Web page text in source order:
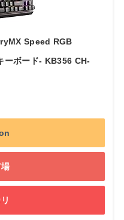
Speed RGB
ーボード- KB356 CH-